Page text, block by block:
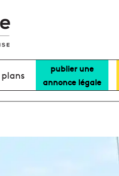
publier une
annonce légale